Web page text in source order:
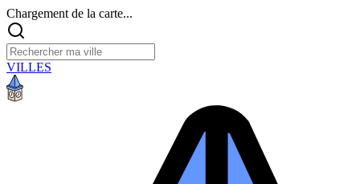
Chargement de la carte...
VILLES